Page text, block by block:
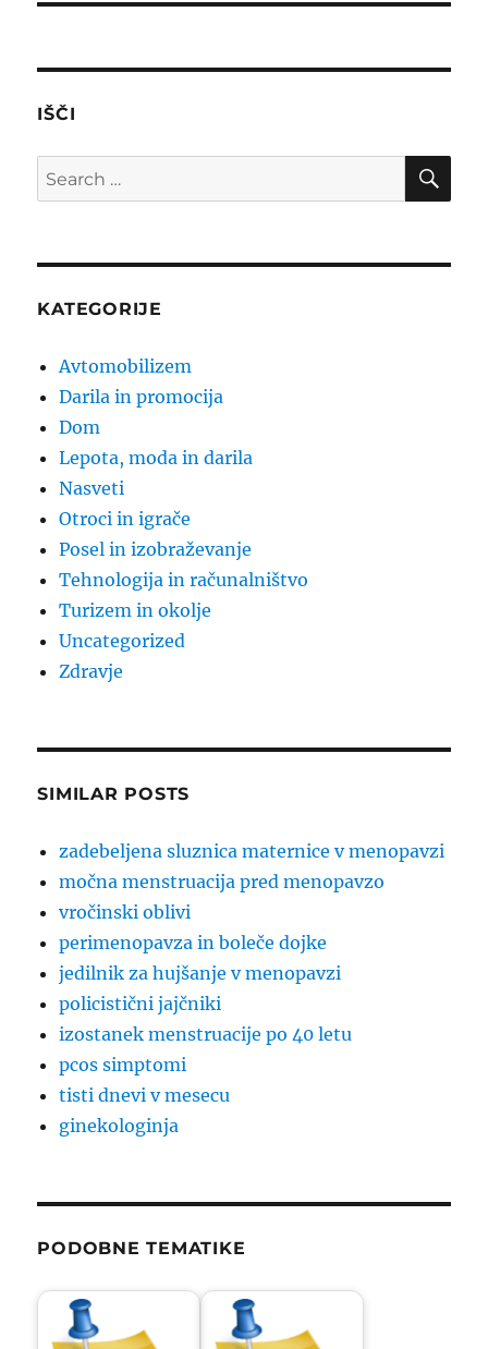
IŠČI
Search
for:
KATEGORIJE
Avtomobilizem
Darila in promocija
Dom
Lepota, moda in darila
Nasveti
Otroci in igrače
Posel in izobraževanje
Tehnologija in računalništvo
Turizem in okolje
Uncategorized
Zdravje
SIMILAR POSTS
zadebeljena sluznica maternice v menopavzi
močna menstruacija pred menopavzo
vročinski oblivi
perimenopavza in boleče dojke
jedilnik za hujšanje v menopavzi
policistični jajčniki
izostanek menstruacije po 40 letu
pcos simptomi
tisti dnevi v mesecu
ginekologinja
PODOBNE TEMATIKE